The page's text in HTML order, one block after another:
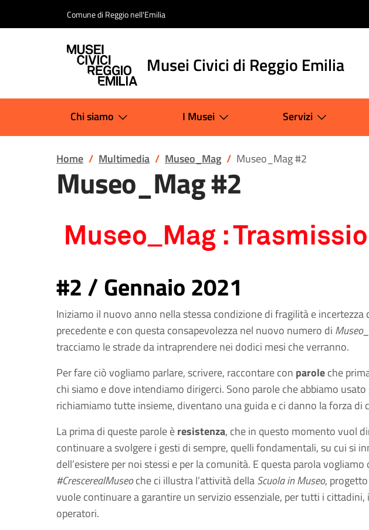
Comune di Reggio nell'Emilia
Musei Civici di Reggio Emilia
Chi siamo I Musei Servizi
Home Multimedia Museo_Mag Museo_Mag #2
Museo_Mag #2
#2 / Gennaio 2021
Iniziamo il nuovo anno nella stessa condizione di fragilità e incertezza
precedente e con questa consapevolezza nel nuovo numero di
tracciamo le strade da intraprendere nei dodici mesi che verranno.
Per fare ciò vogliamo parlare, scrivere, raccontare con paroleche
chi siamo e dove intendiamo dirigerci. Sono parole che abbiamo
richiamiamo tutte insieme, diventano una guida e ci danno la forza di
La prima di queste parole èresistenza, che in questo momento vuol
continuare a svolgere i gesti di sempre, quelli fondamentali, su cui si
dell’esistere per noi stessi e per la comunità. E questa parola
#CrescerealMuseoche ci illustra l’attività dellaScuola in Museo,
vuole continuare a garantire un servizio essenziale, per tutti i cittadini,
operatori.